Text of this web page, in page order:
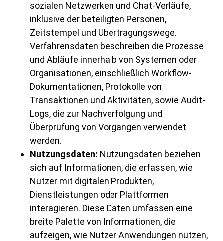
sozialen Netzwerken und Chat-Verläufe,
inklusive der beteiligten Personen,
Zeitstempel und Übertragungswege.
Verfahrensdaten beschreiben die Prozesse
und Abläufe innerhalb von Systemen oder
Organisationen, einschließlich Workflow-
Dokumentationen, Protokolle von
Transaktionen und Aktivitäten, sowie Audit-
Logs, die zur Nachverfolgung und
Überprüfung von Vorgängen verwendet
werden.
Nutzungsdaten: Nutzungsdaten beziehen
sich auf Informationen, die erfassen, wie
Nutzer mit digitalen Produkten,
Dienstleistungen oder Plattformen
interagieren. Diese Daten umfassen eine
breite Palette von Informationen, die
aufzeigen, wie Nutzer Anwendungen nutzen,